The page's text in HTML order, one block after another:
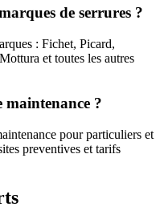
de serrures ?
: Fichet, Picard,
et toutes les autres
maintenance ?
pour particuliers et
preventives et tarifs